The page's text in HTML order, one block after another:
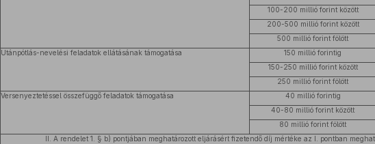
100-200 millió forint között
200-500 millió forint között
500 millió forint fölött
Utánpótlás-nevelési feladatok ellátásának támogatása
150 millió forintig
150-250 millió forint között
250 millió forint fölött
Versenyeztetéssel összefüggő feladatok támogatása
40 millió forintig
40-80 millió forint között
80 millió forint fölött
II. A rendelet 1. § b) pontjában meghatározott eljárásért fizetendő díj mértéke az I. pontban